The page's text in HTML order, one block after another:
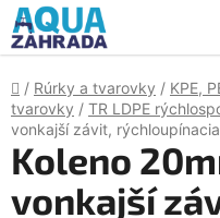
Prejsť
na
obsah
Domov
/ Rúrky a tvarovky / KPE,
tvarovky / TR LDPE
vonkajší závit,
Koleno
vonkajší